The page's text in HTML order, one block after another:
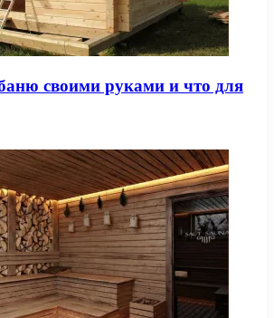
своими руками и что для